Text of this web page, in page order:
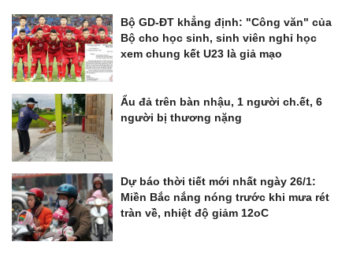
Bộ GD-ĐT khẳng định: "Công văn" của
Bộ cho học sinh, sinh viên nghỉ học
xem chung kết U23 là giả mạo
Ẩu đả trên bàn nhậu, 1 người ch.ết, 6
người bị thương nặng
Dự báo thời tiết mới nhất ngày 26/1:
Miền Bắc nắng nóng trước khi mưa rét
tràn về, nhiệt độ giảm 12oC